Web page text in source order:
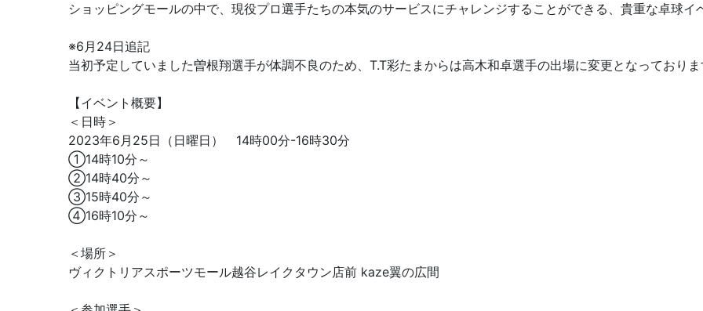
ショッピングモールの中で、現役プロ選手たちの本気のサービスにチャレンジすることができる、貴重な卓球イ
※6月24日追記
当初予定していました曽根翔選手が体調不良のため、T.T彩たまからは高木和卓選手の出場に変更となっており
【イベント概要】
＜日時＞
2023年6月25日（日曜日） 14時00分-16時30分
➀14時10分～
➁14時40分～
➂15時40分～
➃16時10分～
＜場所＞
ヴィクトリアスポーツモール越谷レイクタウン店前 kaze翼の広間